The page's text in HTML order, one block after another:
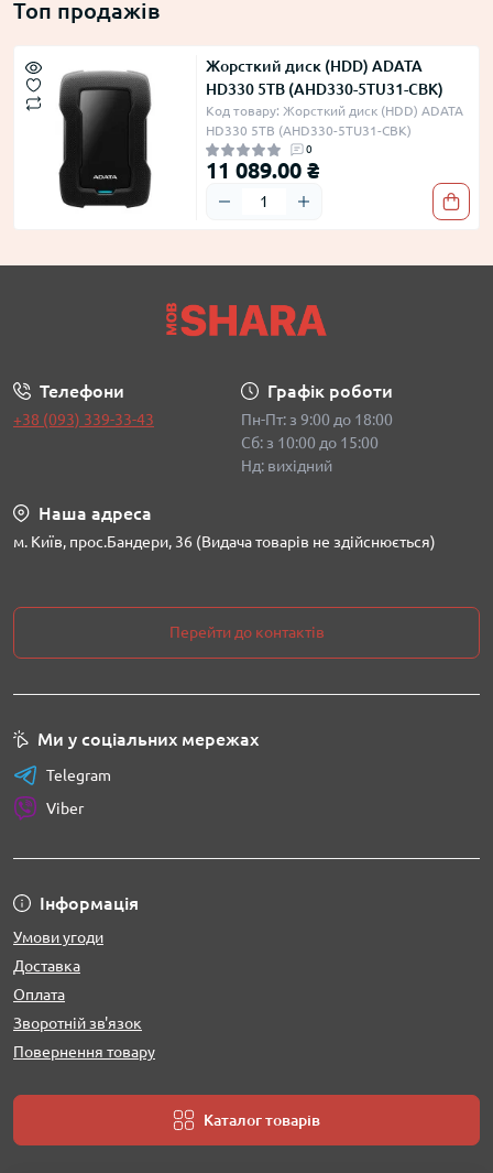
Топ продажів
Жорсткий диск (HDD) ADATA
HD330 5TB (AHD330-5TU31-CBK)
Код товару: Жорсткий диск (HDD) ADATA
HD330 5TB (AHD330-5TU31-CBK)
0
11 089.00 ₴
Телефони
+38 (093) 339-33-43
Графік роботи
Пн-Пт: з 9:00 до 18:00
Сб: з 10:00 до 15:00
Нд: вихідний
Наша адреса
м. Київ, прос.Бандери, 36 (Видача товарів не здійснюється)
Перейти до контактів
Інформація
Умови угоди
Доставка
Оплата
Зворотній зв'язок
Повернення товару
Каталог товарів
Ми у соціальних мережах
Telegram
Viber